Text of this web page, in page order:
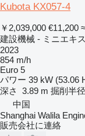
Kubota KX057-4
￥2,039,000 €11,200
建設機械 - ミニエキ
2023
854 m/h
Euro 5
パワー 39 kW (53.06
深さ
3.89 m 掘削半径
中国
Shanghai Walila
販売会社に連絡